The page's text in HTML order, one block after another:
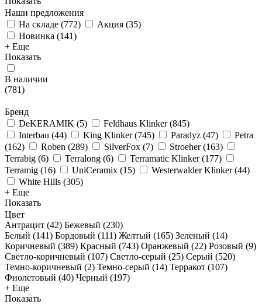
Наши предложения
На складе (772) Акция (35)
Новинка (141)
+ Еще
Показать
В наличии
(781)
Бренд
DeKERAMIK (5) Feldhaus Klinker(845)
Interbau (44) King Klinker(745) Paradyz (47)
Petra
(162) Roben (289) SilverFox (7) Stroeher(163)
Terrabig (6) Terralong (6) Terramatic Klinker(177)
Terramig (16) UniCeramix (15) Westerwalder Klinker(44)
White Hills (305)
+ Еще
Показать
Цвет
Антрацит (42) Бежевый (230)
Белый (141) Бордовый (111) Желтый (165) Зеленый (14)
Коричневый (389) Красный (743) Оранжевый (22) Розовый (9)
Светло-коричневый (107) Светло-серый (25) Серый (520)
Темно-коричневый (2) Темно-серый (14) Терракот (107)
Фиолетовый (40) Черный (197)
+ Еще
Показать